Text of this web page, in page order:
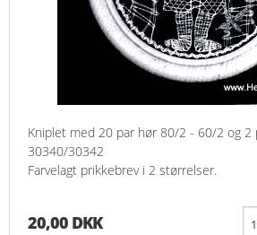
Kniplet med 20 par hør 80/2 - 60/2 og 2
30340/30342
Farvelagt prikkebrev i 2 størrelser.
20,00 DKK